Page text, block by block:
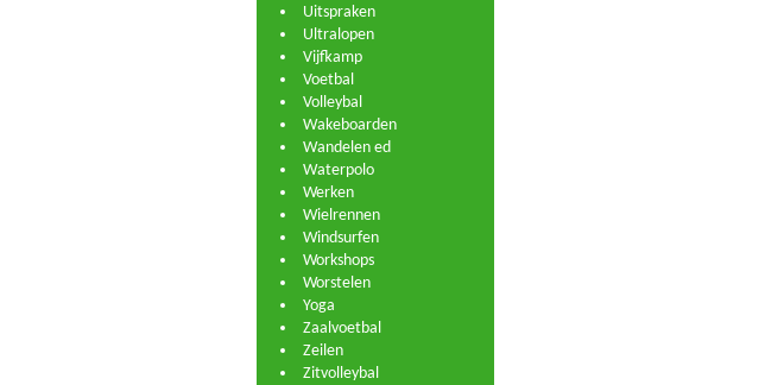
Uitspraken
Ultralopen
Vijfkamp
Voetbal
Volleybal
Wakeboarden
Wandelen ed
Waterpolo
Werken
Wielrennen
Windsurfen
Workshops
Worstelen
Yoga
Zaalvoetbal
Zeilen
Zitvolleybal